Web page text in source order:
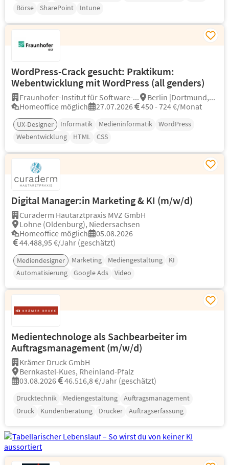
Börse
SharePoint Intune
WordPress-Crack gesucht: Praktikum:
Webentwicklung mit WordPress (all genders)
Fraunhofer-Institut für Software-...
Berlin |Dortmund,...
Homeoffice möglich
27.07.2026 450 - 724 €/Monat
UX-Designer Informatik Medieninformatik
WordPress
Webentwicklung
HTML CSS
Digital Manager:in Marketing & KI (m/w/d)
Curaderm Hautarztpraxis MVZ GmbH
Lohne (Oldenburg), Niedersachsen
Homeoffice möglich
05.08.2026
44.488,95 €/Jahr (geschätzt)
Mediendesigner Marketing Mediengestaltung
KI
Automatisierung
Google Ads Video
Medientechnologe als Sachbearbeiter im
Auftragsmanagement (m/w/d)
Krämer Druck GmbH
Bernkastel-Kues, Rheinland-Pfalz
03.08.2026
46.516,8 €/Jahr (geschätzt)
Drucktechnik Mediengestaltung
Auftragsmanagement
Druck
Kundenberatung Drucker Auftragserfassung